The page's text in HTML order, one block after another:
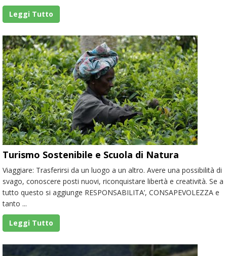
Leggi Tutto
Turismo Sostenibile e Scuola di Natura
Viaggiare: Trasferirsi da un luogo a un altro. Avere una possibilità di
svago, conoscere posti nuovi, riconquistare libertà e creatività. Se a
tutto questo si aggiunge RESPONSABILITA’, CONSAPEVOLEZZA e
tanto ...
Leggi Tutto